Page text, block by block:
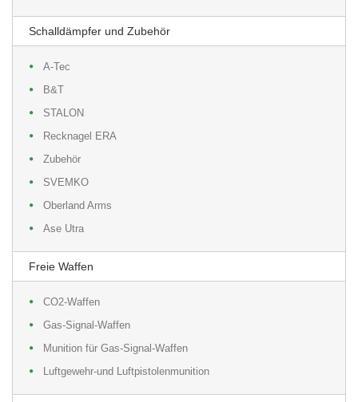
Schalldämpfer und Zubehör
A-Tec
B&T
STALON
Recknagel ERA
Zubehör
SVEMKO
Oberland Arms
Ase Utra
Freie Waffen
CO2-Waffen
Gas-Signal-Waffen
Munition für Gas-Signal-Waffen
Luftgewehr-und Luftpistolenmunition